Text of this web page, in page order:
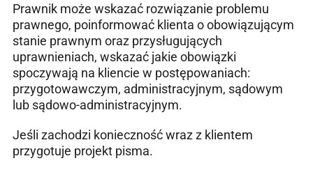
Prawnik może wskazać rozwiązanie problemu
prawnego, poinformować klienta o obowiązującym
stanie prawnym oraz przysługujących
uprawnieniach, wskazać jakie obowiązki
spoczywają na kliencie w postępowaniach:
przygotowawczym, administracyjnym, sądowym
lub sądowo-administracyjnym.
Jeśli zachodzi konieczność wraz z klientem
przygotuje projekt pisma.